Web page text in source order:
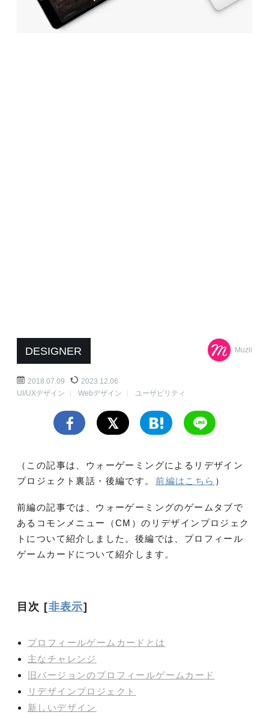
DESIGNER Muzli
2018.07.09
2023.12.06
UI/UXデザイン
Webデザイン ユーザビリティ
（この記事は、ウォーゲーミングによるリデザイン
プロジェクト裏話・後編です。 前編はこちら ）
前編の記事では、ウォーゲーミングのゲームタブで
あるコモンメニュー（CM）のリデザインプロジェク
トについて紹介しました。後編では、プロフィール
ゲームカードについて紹介します。
目次 [非表示]
プロフィールゲームカードとは
主なチャレンジ
旧バージョンのプロフィールゲームカード
リデザインプロジェクト
新しいデザイン